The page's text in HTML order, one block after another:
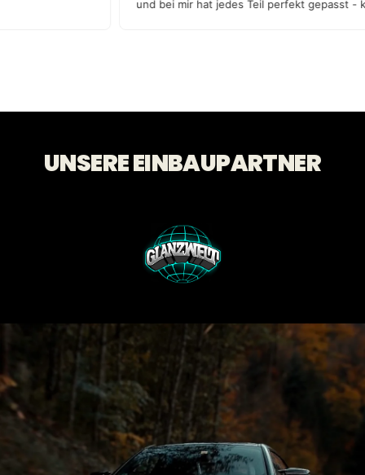
und bei mir hat jedes Teil perfekt gepasst
UNSERE EINBAUPARTNER